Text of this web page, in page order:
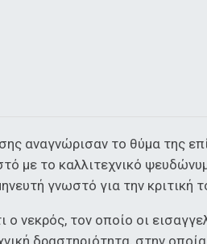
αναγνώρισαν το θύμα της
με το καλλιτεχνικό
γνωστό για την κριτική
ο νεκρός, τον οποίο οι
δραστηριότητα, στην